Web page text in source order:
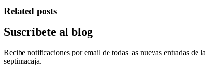
Related posts
Suscríbete al blog
Recibe notificaciones por email de todas las nuevas entradas de la
septimacaja.